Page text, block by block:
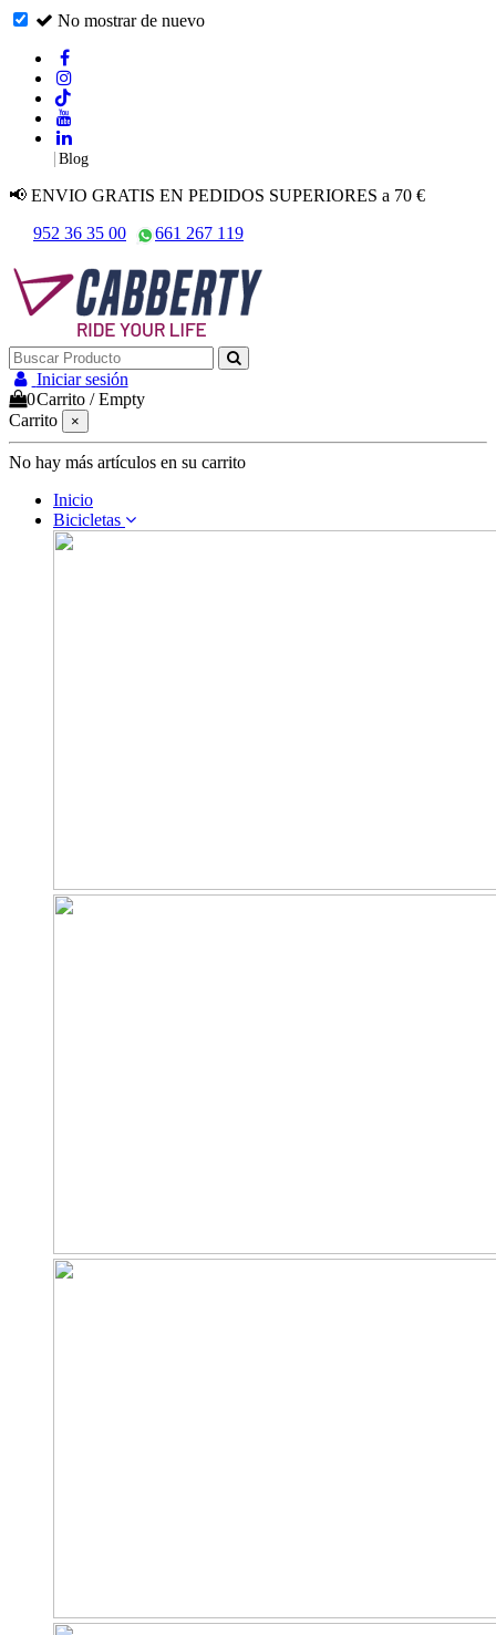
No mostrar de nuevo
|Blog
📢 ENVIO GRATIS EN PEDIDOS SUPERIORES a 70 €
952 36 35 00
661 267 119
Iniciar sesión
0Carrito /Empty
Carrito
×
No hay más artículos en su carrito
Inicio
Bicicletas